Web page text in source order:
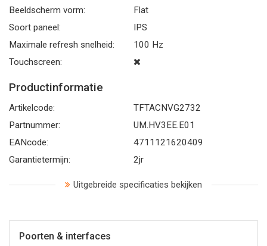
Beeldscherm vorm:
Flat
Soort paneel:
IPS
Maximale refresh snelheid:
100 Hz
Touchscreen:
Productinformatie
Artikelcode:
TFTACNVG2732
Partnummer:
UM.HV3EE.E01
EANcode:
4711121620409
Garantietermijn:
2jr
Uitgebreide specificaties bekijken
Poorten & interfaces